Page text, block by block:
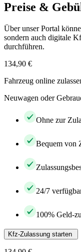
Preise &
Über unser Portal
sondern auch digitale
durchführen.
134,90 €
Fahrzeug online
Neuwagen oder
Ohne zur
Bequem von
24/7
100% Geld-
Kfz-Zulassung starten